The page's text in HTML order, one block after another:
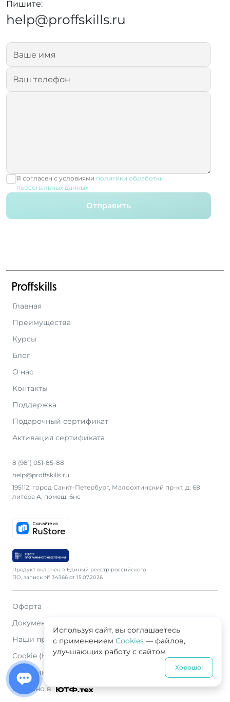
Пишите:
help@proffskills.ru
Я согласен с условиями политики обработки
персональных данных
Отправить
Главная
Преимущества
Курсы
Блог
О нас
Контакты
Поддержка
Подарочный сертификат
Активация сертификата
8 (981) 051-85-88
help@proffskills.ru
195112, город Санкт-Петербург, Малоохтинский пр-кт, д. 68
литера А, помещ. 6нс
Продукт включён в Единый реестр российского
ПО, запись № 34366 от 15.07.2026
Оферта
Документация
Наши продавцы
Cookie (Куки)
Политика конфиденциальности
Сделано в
Используя сайт, вы соглашаетесь
с применением Cookies — файлов,
улучшающих работу с сайтом
Хорошо!